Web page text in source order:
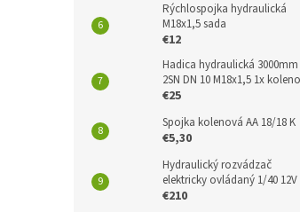
Rýchlospojka hydraulická
M18x1,5 sada
€12
Hadica hydraulická 3000mm
2SN DN 10 M18x1,5 1x koleno
€25
Spojka kolenová AA 18/18 K
€5,30
Hydraulický rozvádzač
elektricky ovládaný 1/40 12V
€210